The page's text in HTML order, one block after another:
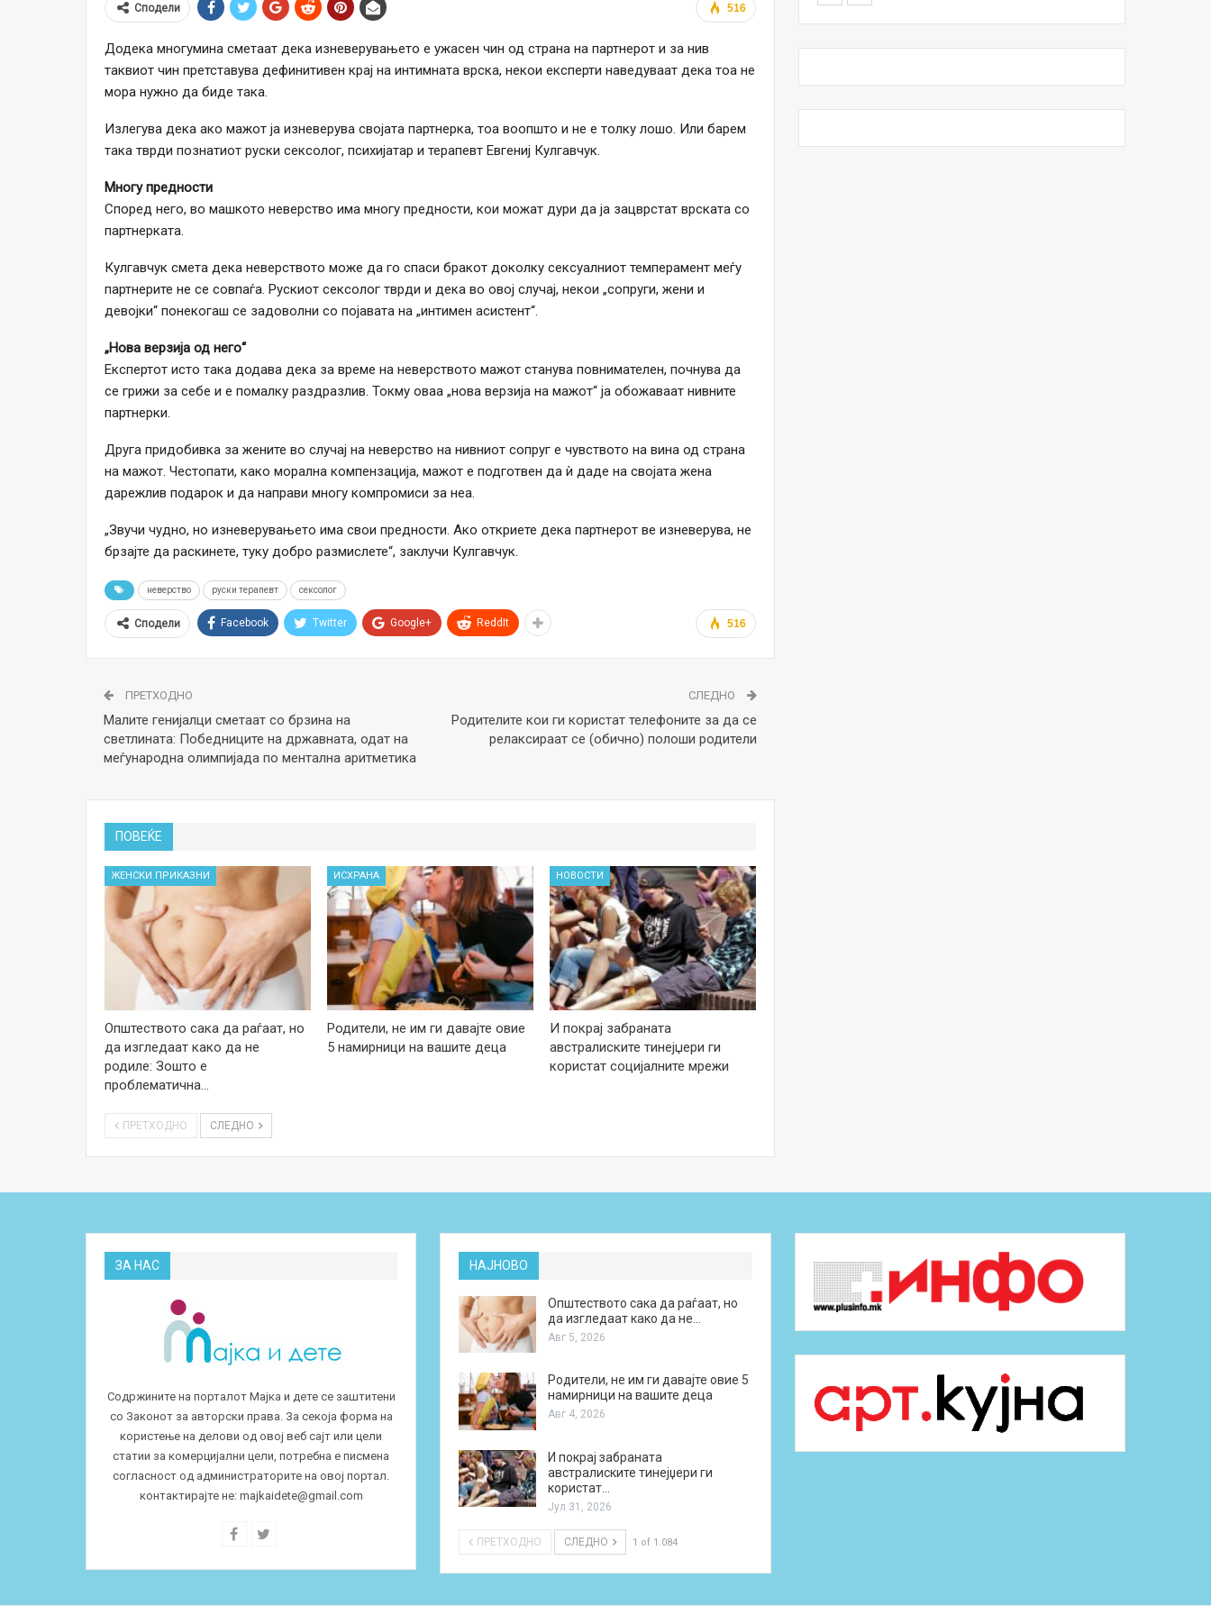
516
Сподели
Додека многумина сметаат дека изневерувањето е ужасен чин од страна на партнерот и за нив
таквиот чин претставува дефинитивен крај на интимната врска, некои експерти наведуваат дека тоа не
мора нужно да биде така.
Излегува дека ако мажот ја изневерува својата партнерка, тоа воопшто и не е толку лошо. Или барем
така тврди познатиот руски сексолог, психијатар и терапевт Евгениј Кулгавчук.
Многу предности
Според него, во машкото неверство има многу предности, кои можат дури да ја зацврстат врската со
партнерката.
Кулгавчук смета дека неверството може да го спаси бракот доколку сексуалниот темперамент меѓу
партнерите не се совпаѓа. Рускиот сексолог тврди и дека во овој случај, некои „сопруги, жени и
девојки“ понекогаш се задоволни со појавата на „интимен асистент“.
„Нова верзија од него“
Експертот исто така додава дека за време на неверството мажот станува повнимателен, почнува да
се грижи за себе и е помалку раздразлив. Токму оваа „нова верзија на мажот“ ја обожаваат нивните
партнерки.
Друга придобивка за жените во случај на неверство на нивниот сопруг е чувството на вина од страна
на мажот. Честопати, како морална компензација, мажот е подготвен да ѝ даде на својата жена
дарежлив подарок и да направи многу компромиси за неа.
„Звучи чудно, но изневерувањето има свои предности. Ако откриете дека партнерот ве изневерува, не
брзајте да раскинете, туку добро размислете“, заклучи Кулгавчук.
неверство руски терапевт сексолог
516
Сподели Facebook Twitter Google+ ReddIt
ПРЕТХОДНО
Малите генијалци сметаат со брзина на
светлината: Победниците на државната, одат на
меѓународна олимпијада по ментална аритметика
СЛЕДНО
Родителите кои ги користат телефоните за да се
релаксираат се (обично) полоши родители
ПОВЕЌЕ
ЖЕНСКИ ПРИКАЗНИ
Општеството сака да раѓаат, но
да изгледаат како да не
родиле: Зошто е
проблематична…
ИСХРАНА
Родители, не им ги давајте овие
5 намирници на вашите деца
НОВОСТИ
И покрај забраната
австралиските тинејџери ги
користат социјалните мрежи
ПРЕТХОДНО СЛЕДНО
ЗА НАС
Содржините на порталот Мајка и дете се заштитени
со Законот за авторски права. За секоја форма на
користење на делови од овој веб сајт или цели
статии за комерцијални цели, потребна е писмена
согласност од администраторите на овој портал.
контактирајте не: majkaidete@gmail.com
НАЈНОВО
Општеството сака да раѓаат, но
да изгледаат како да не…
Авг 5, 2026
Родители, не им ги давајте овие 5
намирници на вашите деца
Авг 4, 2026
И покрај забраната
австралиските тинејџери ги
користат…
Јул 31, 2026
ПРЕТХОДНО СЛЕДНО 1 of 1.084